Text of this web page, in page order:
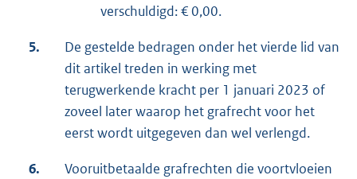
verschuldigd: € 0,00.
5.
De gestelde bedragen onder het vierde lid van
dit artikel treden in werking met
terugwerkende kracht per 1 januari 2023 of
zoveel later waarop het grafrecht voor het
eerst wordt uitgegeven dan wel verlengd.
6.
Vooruitbetaalde grafrechten die voortvloeien